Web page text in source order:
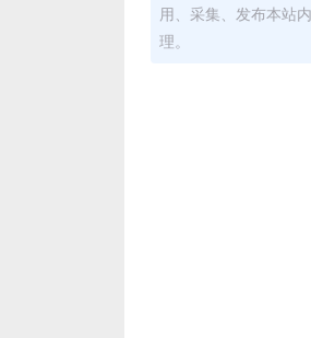
用、采集、发布本站
理。